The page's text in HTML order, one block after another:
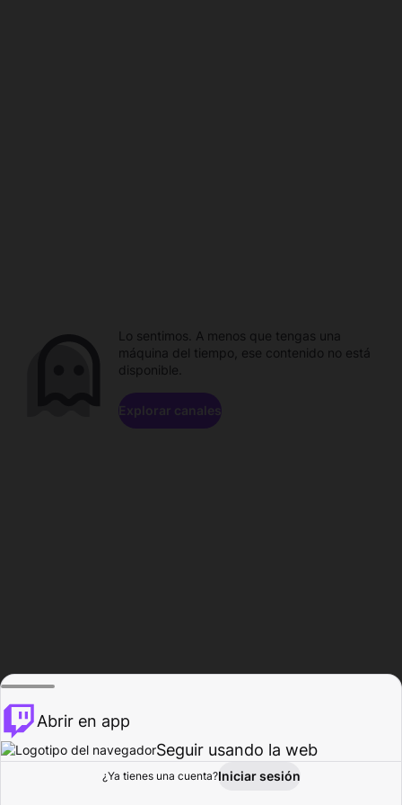
Explorar Actividad
Lo sentimos. A menos que tengas una
máquina del tiempo, ese contenido no está
disponible.
Explorar canales
Abrir en app
Seguir usando la web
¿Ya tienes una cuenta?Iniciar sesión